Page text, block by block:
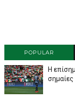
POPULAR
Η
σημαίες